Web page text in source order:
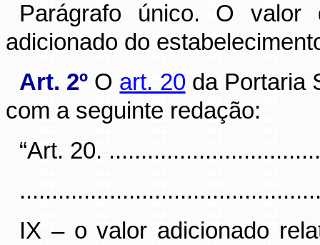
Parágrafo único. O
adicionado do
Art. 2º O art. 20 da Portaria
com a seguinte redação:
“Art. 20.
IX – o valor adicionado